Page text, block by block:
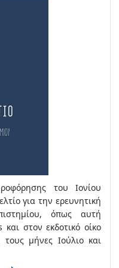
του Ιονίου
για την ερευνητική
όπως αυτή
στον εκδοτικό οίκο
μήνες Ιούλιο και